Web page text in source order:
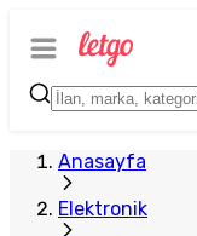
Anasayfa
Elektronik
Plus Satıcı